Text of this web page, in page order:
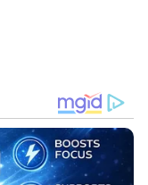
പറഞ്ഞു.
ക്യാമറകളുടെ